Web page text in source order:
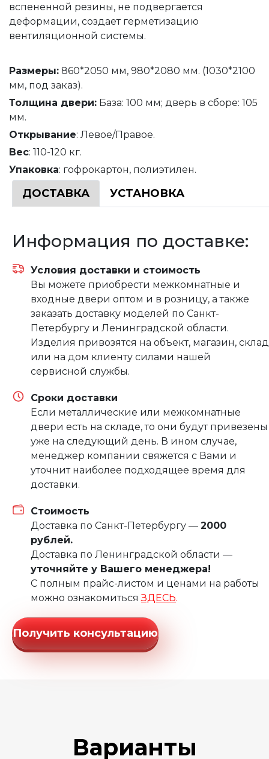
вспененной резины, не подвергается
деформации, создает герметизацию
вентиляционной системы.
Размеры: 860*2050 мм, 980*2080 мм. (1030*2100
мм, под заказ).
Толщина двери: База: 100 мм; дверь в сборе: 105
мм.
Открывание: Левое/Правое.
Вес: 110-120 кг.
Упаковка: гофрокартон, полиэтилен.
ДОСТАВКА УСТАНОВКА
Информация по доставке:
Условия доставки и стоимость
Вы можете приобрести межкомнатные и
входные двери оптом и в розницу, а также
заказать доставку моделей по Санкт-
Петербургу и Ленинградской области.
Изделия привозятся на объект, магазин, склад
или на дом клиенту силами нашей
сервисной службы.
Сроки доставки
Если металлические или межкомнатные
двери есть на складе, то они будут привезены
уже на следующий день. В ином случае,
менеджер компании свяжется с Вами и
уточнит наиболее подходящее время для
доставки.
Стоимость
Доставка по Санкт-Петербургу — 2000
рублей.
Доставка по Ленинградской области —
уточняйте у Вашего менеджера!
С полным прайс-листом и ценами на работы
можно ознакомитьсяЗДЕСЬ.
Получить консультацию
Варианты